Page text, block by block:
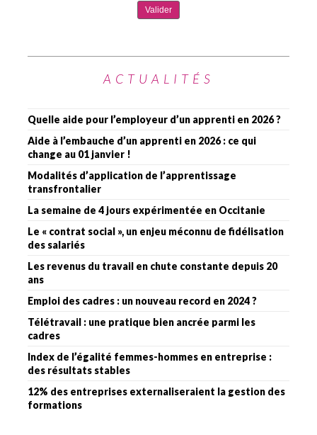
ACTUALITÉS
Quelle aide pour l’employeur d’un apprenti en 2026 ?
Aide à l’embauche d’un apprenti en 2026 : ce qui
change au 01 janvier !
Modalités d’application de l’apprentissage
transfrontalier
La semaine de 4 jours expérimentée en Occitanie
Le « contrat social », un enjeu méconnu de fidélisation
des salariés
Les revenus du travail en chute constante depuis 20
ans
Emploi des cadres : un nouveau record en 2024 ?
Télétravail : une pratique bien ancrée parmi les
cadres
Index de l’égalité femmes-hommes en entreprise :
des résultats stables
12% des entreprises externaliseraient la gestion des
formations